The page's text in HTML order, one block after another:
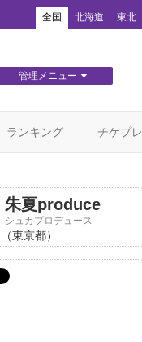
全国 北海道 東北
管理メニュー
ランキング チケプレ
朱夏produce
シュカプロデュース
（東京都）